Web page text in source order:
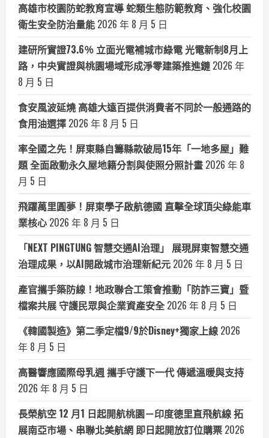
高雄市校園防蛇教育宣導 蛇類生態防範教育、強化校園
衛生安全防治量能 2026 年 8 月 5 日
建研所實證73.6％ 立面光電補城市綠電 光電新制8月上
路，中央實證與桃園場域形成淨零建築推進鏈 2026 年
8 月 5 日
食安風波延燒 高雄大遠百提供消費者不同於一般通路的
食用油選擇 2026 年 8 月 5 日
率全國之先！屏東縣自籌縣款破局15年「一地多屋」難
題 全面啟動永久屋地籍分割與使照分照計畫 2026 年 8
月 5 日
飛躍萬里圓夢！屏東學子啟航德國 直擊全球頂尖綠能車
業核心 2026 年 8 月 5 日
「NEXT PINGTUNG 智慧交通AI治理」 展現屏東智慧交通
治理成果，以AI開啟城市治理新紀元 2026 年 8 月 5 日
產官攜手築防線！地政聯合工策會推動「防詐三寶」暨
檔案共展 守護民眾與企業資產安全 2026 年 8 月 5 日
《韓國製造》第二季定檔9/9於Disney+獨家上線 2026
年 8 月 5 日
高醫響應國際母乳週 攜手守護下一代 傳遞溫暖與支持
2026 年 8 月 5 日
長榮航空 12 月1 日起開航桃園－印度德里直飛航線 拓
展南亞市場、串聯北美航網 即日起開放訂位購票 2026